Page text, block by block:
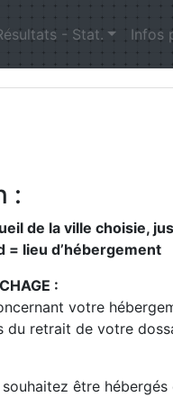
- Stat. Infos
:
de la ville choisie,
= lieu d’hébergement
:
votre
du retrait de votre
être hébergés